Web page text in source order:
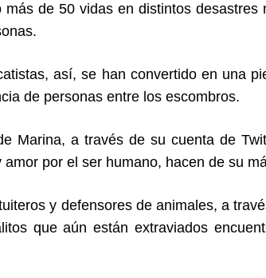
más de 50 vidas en distintos
así, se han convertido en una
de personas entre los escombros.
Marina, a través de su cuenta de
por el ser humano, hacen de su
y defensores de animales, a
que aún están extraviados